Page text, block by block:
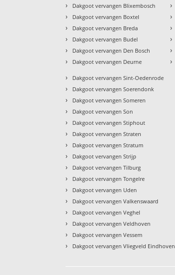
› Dakgoot vervangen Blixembosch
› Dakgoot vervangen Boxtel
› Dakgoot vervangen Breda
› Dakgoot vervangen Budel
› Dakgoot vervangen Den Bosch
› Dakgoot vervangen Deurne
›
›
›
›
›
›
› Dakgoot vervangen Sint-Oedenrode
› Dakgoot vervangen Soerendonk
› Dakgoot vervangen Someren
› Dakgoot vervangen Son
› Dakgoot vervangen Stiphout
› Dakgoot vervangen Straten
› Dakgoot vervangen Stratum
› Dakgoot vervangen Strijp
› Dakgoot vervangen Tilburg
› Dakgoot vervangen Tongelre
› Dakgoot vervangen Uden
› Dakgoot vervangen Valkenswaard
› Dakgoot vervangen Veghel
› Dakgoot vervangen Veldhoven
› Dakgoot vervangen Vessem
› Dakgoot vervangen Vliegveld Eindhoven